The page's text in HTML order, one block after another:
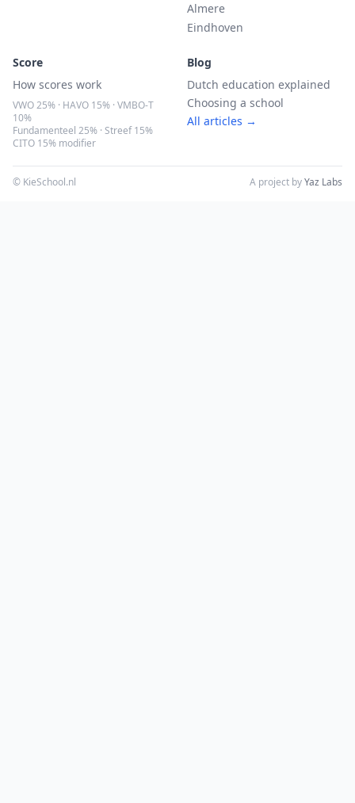
Almere
Eindhoven
Score
How scores work
VWO 25% · HAVO 15% · VMBO-T
10%
Fundamenteel 25% · Streef 15%
CITO 15% modifier
Blog
Dutch education explained
Choosing a school
All articles →
© KieSchool.nl A project byYaz Labs